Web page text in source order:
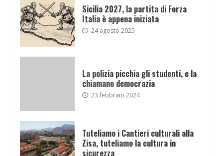
Sicilia 2027, la partita di Forza
Italia è appena iniziata
24 agosto 2025
La polizia picchia gli studenti, e la
chiamano democrazia
23 febbraio 2024
Tuteliamo i Cantieri culturali alla
Zisa, tuteliamo la cultura in
sicurezza